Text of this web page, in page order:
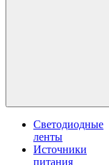
Светодиодные
ленты
Источники
питания